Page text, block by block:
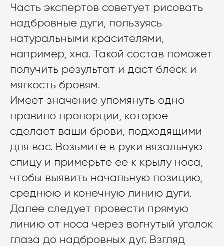
Часть экспертов советует рисовать
надбровные дуги, пользуясь
натуральными красителями,
например, хна. Такой состав поможет
получить результат и даст блеск и
мягкость бровям.
Имеет значение упомянуть одно
правило пропорции, которое
сделает ваши брови, подходящими
для вас. Возьмите в руки вязальную
спицу и примерьте ее к крылу носа,
чтобы выявить начальную позицию,
среднюю и конечную линию дуги.
Далее следует провести прямую
линию от носа через вогнутый уголок
глаза до надбровных дуг. Взгляд